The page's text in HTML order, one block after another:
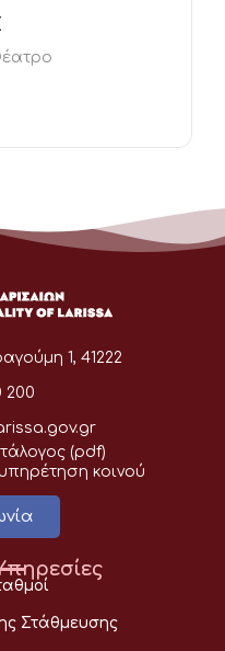
1, 41222
200
(pdf)
κοινού
Στάθμευσης